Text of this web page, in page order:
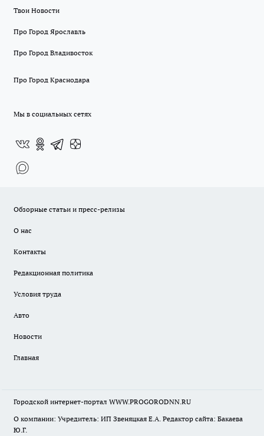
Твои Новости
Про Город Ярославль
Про Город Владивосток
Про Город Краснодара
Мы в социальных сетях
Обзорные статьи и пресс-релизы
О нас
Контакты
Редакционная политика
Условия труда
Авто
Новости
Главная
Городской интернет-портал WWW.PROGORODNN.RU
О компании: Учредитель: ИП Звеняцкая Е.А. Редактор сайта: Бакаева
Ю.Г.